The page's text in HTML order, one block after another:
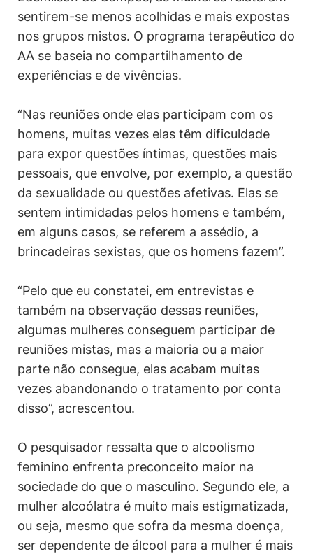
sentirem-se menos acolhidas e mais expostas
nos grupos mistos. O programa terapêutico do
AA se baseia no compartilhamento de
experiências e de vivências.
“Nas reuniões onde elas participam com os
homens, muitas vezes elas têm dificuldade
para expor questões íntimas, questões mais
pessoais, que envolve, por exemplo, a questão
da sexualidade ou questões afetivas. Elas se
sentem intimidadas pelos homens e também,
em alguns casos, se referem a assédio, a
brincadeiras sexistas, que os homens fazem”.
“Pelo que eu constatei, em entrevistas e
também na observação dessas reuniões,
algumas mulheres conseguem participar de
reuniões mistas, mas a maioria ou a maior
parte não consegue, elas acabam muitas
vezes abandonando o tratamento por conta
disso”, acrescentou.
O pesquisador ressalta que o alcoolismo
feminino enfrenta preconceito maior na
sociedade do que o masculino. Segundo ele, a
mulher alcoólatra é muito mais estigmatizada,
ou seja, mesmo que sofra da mesma doença,
ser dependente de álcool para a mulher é mais